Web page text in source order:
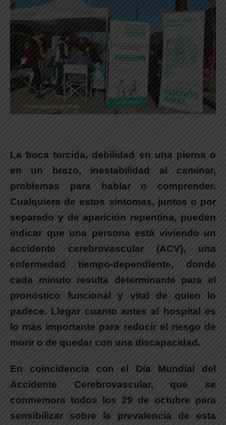
La boca torcida, debilidad en una pierna o
en un brazo, inestabilidad al caminar,
problemas para hablar o comprender.
Cualquiera de estos síntomas, juntos o por
separado y de aparición repentina, pueden
indicar que una persona está viviendo un
accidente cerebrovascular (ACV), una
enfermedad tiempo-dependiente, donde
cada minuto resulta determinante para el
pronóstico funcional y vital de quien lo
padece. Llegar cuanto antes al hospital es
lo más importante para reducir el riesgo de
morir o de quedar con una discapacidad.
En coincidencia con el Día Mundial del
Accidente Cerebrovascular, que se
conmemora todos los 29 de octubre para
sensibilizar sobre la prevalencia de esta